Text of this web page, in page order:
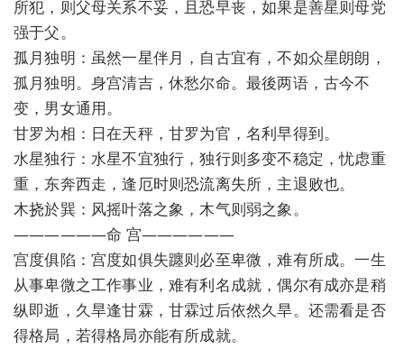
所犯，则父母关系不妥，且恐早丧，如果是善星则母党
强于父。
孤月独明：虽然一星伴月，自古宜有，不如众星朗朗，
孤月独明。身宫清吉，休愁尔命。最後两语，古今不
变，男女通用。
甘罗为相：日在天秤，甘罗为官，名利早得到。
水星独行：水星不宜独行，独行则多变不稳定，忧虑重
重，东奔西走，逢厄时则恐流离失所，主退败也。
木挠於巽：风摇叶落之象，木气则弱之象。
——————命 宫——————
宫度俱陷：宫度如俱失躔则必至卑微，难有所成。一生
从事卑微之工作事业，难有利名成就，偶尔有成亦是稍
纵即逝，久旱逢甘霖，甘霖过后依然久旱。还需看是否
得格局，若得格局亦能有所成就。